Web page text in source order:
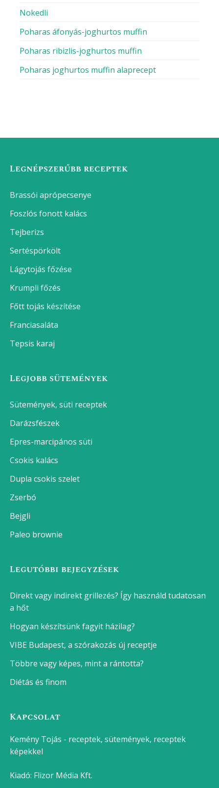
Nokedli
Poharas áfonyás-joghurtos muffin
Poharas ribizlis-joghurtos muffin
Poharas joghurtos muffin alaprecept
Legnépszerűbb receptek
Brassói aprópecsenye
Foszlós fonott kalács
Tejberizs
Sertéspörkölt
Lágytojás főzése
Krumpli főzés
Főtt tojás készítése
Franciasaláta
Tepsis karaj
Legjobb sütemények
Sütemények, süti receptek
Darázsfészek
Epres-marcipános süti
Csokis kalács
Dupla csokis szelet
Zserbó
Bejgli
Paleo brownie
Legutóbbi bejegyzések
Direkt vagy indirekt grillezés? Így használd tudatosan
a hőt
Hogyan készítsünk fagyit házilag?
VIBE Budapest, a szórakozás új receptje
Többre vagy képes, mint a rántotta?
Diétás és finom
Kapcsolat
Kemény Tojás - receptek, sütemények, receptek
képekkel
Kiadó: Flizor Média Kft.